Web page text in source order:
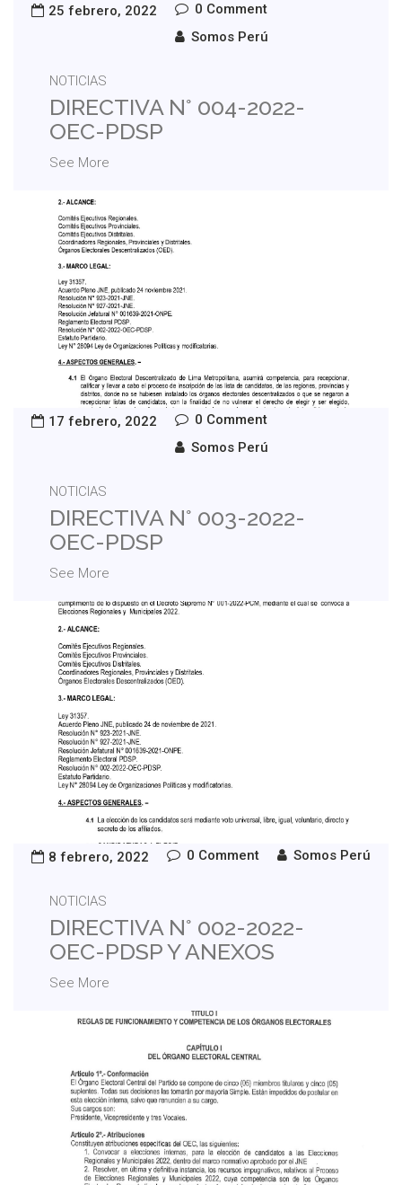
25 febrero, 2022
0 Comment
Somos Perú
NOTICIAS
DIRECTIVA N° 004-2022-
OEC-PDSP
See More
17 febrero, 2022
0 Comment
Somos Perú
NOTICIAS
DIRECTIVA N° 003-2022-
OEC-PDSP
See More
8 febrero, 2022 0 Comment Somos Perú
NOTICIAS
DIRECTIVA N° 002-2022-
OEC-PDSP Y ANEXOS
See More